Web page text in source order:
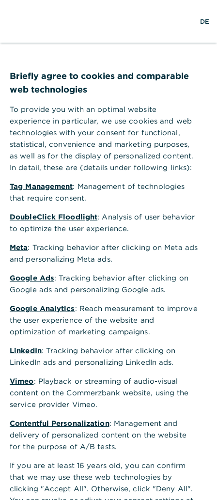
h
i
e
ü
Wie erhalte ich im Notfall eine Kreditkarte?
Wie erhalte ich im Notfall eine
Kreditkarte?
Um eine Notfall-Kreditkarte für Gold und Premium-
Karten von Visa zu bestellen, wählen Sie
die Rufnummer0049 69 50 50 20 40.Erreichbar
rund um die Uhr: 24 Stunden - 7 Tage -
weltweit. Ebenfalls werden weitere Services unter
dieser Rufnummer angeboten:
Kreditkartensperre.
Barauslage im Ausland.
Hinweis: Erstatten Sie im Falle eines Diebstahls bei
der Polizei eine Anzeige.
Weiterführende Informationen
an.
Kreditkarte betroffen sind, sollten Sie diese
umgehendsperren .
können Sie eineErsatzkreditkarte bestellen
dieser Service nur für oben genannten
Kreditkarten verfügbar ist, können Sie für alle
anderen Karten eine Ersatzkarte bestellen.
Ist diese Information hilfreich?
Nein
DE
Briefly agree to cookies and comparable
web technologies
To provide you with an optimal website
experience in particular, we use cookies and web
technologies with your consent for functional,
statistical, convenience and marketing purposes,
as well as for the display of personalized content.
In detail, these are (details under following links):
Tag Management: Management of technologies
that require consent.
DoubleClick Floodlight: Analysis of user behavior
to optimize the user experience.
Meta: Tracking behavior after clicking on Meta ads
and personalizing Meta ads.
Google Ads: Tracking behavior after clicking on
Google ads and personalizing Google ads.
Google Analytics: Reach measurement to improve
the user experience of the website and
optimization of marketing campaigns.
LinkedIn: Tracking behavior after clicking on
LinkedIn ads and personalizing LinkedIn ads.
Vimeo: Playback or streaming of audio-visual
content on the Commerzbank website, using the
service provider Vimeo.
Contentful Personalization: Management and
delivery of personalized content on the website
for the purpose of A/B tests.
If you are at least 16 years old, you can confirm
that we may use these web technologies by
clicking "Accept All". Otherwise, click "Deny All".